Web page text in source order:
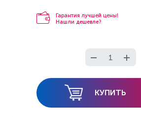
Гарантия лучшей цены!
Нашли дешевле?
КУПИТЬ